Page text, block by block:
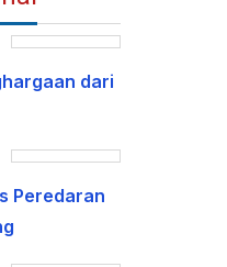
dari
Peredaran